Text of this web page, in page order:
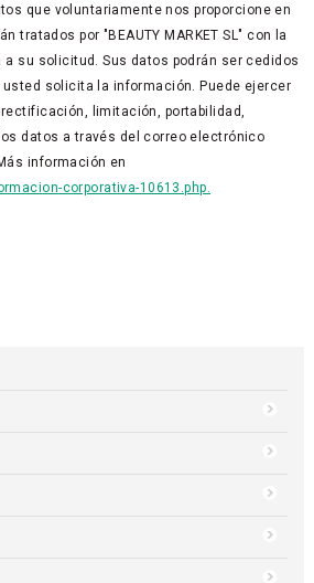
que voluntariamente nos proporcione en
tratados por "BEAUTY MARKET SL" con la
su solicitud. Sus datos podrán ser cedidos
usted solicita la información. Puede ejercer
limitación, portabilidad,
datos a través del correo electrónico
información en
corporativa-10613.php.